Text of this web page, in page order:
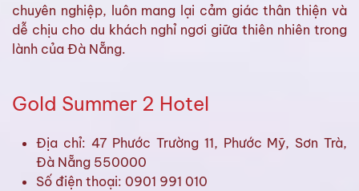
chuyên nghiệp, luôn mang lại cảm giác thân thiện và
dễ chịu cho du khách nghỉ ngơi giữa thiên nhiên trong
lành của Đà Nẵng.
Gold Summer 2 Hotel
Địa chỉ: 47 Phước Trường 11, Phước Mỹ, Sơn Trà,
Đà Nẵng 550000
Số điện thoại: 0901 991 010